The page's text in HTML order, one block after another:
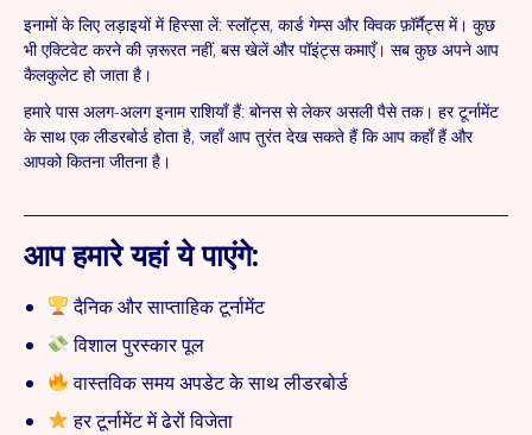
इनामों के लिए लड़ाइयों में हिस्सा लें: स्लॉट्स, कार्ड गेम्स और क्विक फ़ॉर्मैट्स में। कुछ
भी एक्टिवेट करने की ज़रूरत नहीं, बस खेलें और पॉइंट्स कमाएँ। सब कुछ अपने आप
कैलकुलेट हो जाता है।
हमारे पास अलग-अलग इनाम राशियाँ हैं: बोनस से लेकर असली पैसे तक। हर टूर्नामेंट
के साथ एक लीडरबोर्ड होता है, जहाँ आप तुरंत देख सकते हैं कि आप कहाँ हैं और
आपको कितना जीतना है।
आप हमारे यहां ये पाएंगे:
दैनिक और साप्ताहिक टूर्नामेंट
विशाल पुरस्कार पूल
वास्तविक समय अपडेट के साथ लीडरबोर्ड
हर टूर्नामेंट में ढेरों विजेता